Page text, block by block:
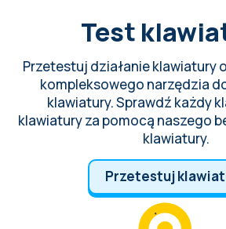
Test
Przetestuj działanie klawiatury
kompleksowego narzędzia
klawiatury. Sprawdź każdy
klawiatury za pomocą naszego
klawiatury.
Przetestuj